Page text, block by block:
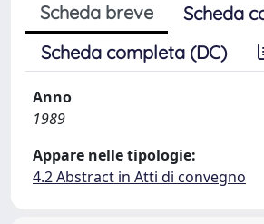
Scheda breve
Scheda
Scheda completa (DC)
Anno
1989
Appare nelle tipologie:
4.2 Abstract in Atti di convegno